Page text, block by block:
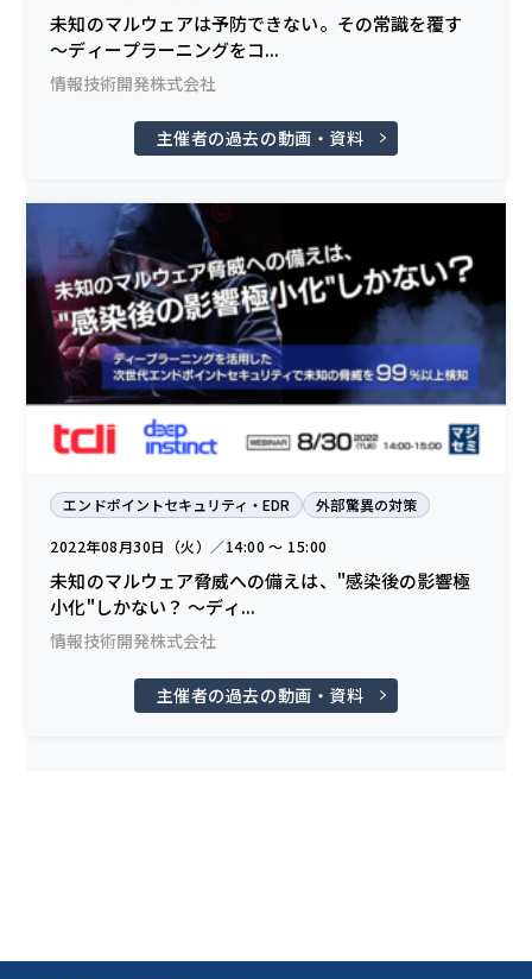
未知のマルウェアは予防できない。その常識を覆す
～ディープラーニングをコ...
情報技術開発株式会社
主催者の過去の動画・資料
エンドポイントセキュリティ・EDR 外部驚異の対策
2022年08月30日（火）／14:00 〜 15:00
未知のマルウェア脅威への備えは、"感染後の影響極
小化"しかない？ ～ディ...
情報技術開発株式会社
主催者の過去の動画・資料